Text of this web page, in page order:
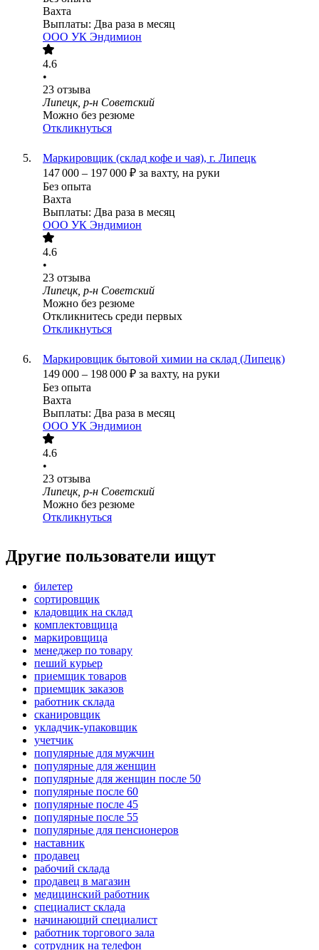
Вахта
Выплаты: Два раза в месяц
ООО УК Эндимион
4.6
•
23 отзыва
Липецк, р-н Советский
Можно без резюме
Откликнуться
Маркировщик (склад кофе и чая), г. Липецк
147 000 – 197 000 ₽ за вахту, на руки
Без опыта
Вахта
Выплаты: Два раза в месяц
ООО УК Эндимион
4.6
•
23 отзыва
Липецк, р-н Советский
Можно без резюме
Откликнитесь среди первых
Откликнуться
Маркировщик бытовой химии на склад (Липецк)
149 000 – 198 000 ₽ за вахту, на руки
Без опыта
Вахта
Выплаты: Два раза в месяц
ООО УК Эндимион
4.6
•
23 отзыва
Липецк, р-н Советский
Можно без резюме
Откликнуться
Другие пользователи ищут
билетер
сортировщик
кладовщик на склад
комплектовщица
маркировщица
менеджер по товару
пеший курьер
приемщик товаров
приемщик заказов
работник склада
сканировщик
укладчик-упаковщик
учетчик
популярные для мужчин
популярные для женщин
популярные для женщин после 50
популярные после 60
популярные после 45
популярные после 55
популярные для пенсионеров
наставник
продавец
рабочий склада
продавец в магазин
медицинский работник
специалист склада
начинающий специалист
работник торгового зала
сотрудник на телефон